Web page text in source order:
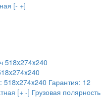
[- +]
518x274x240 Гарантия: 12
[+ -] Грузовая полярность